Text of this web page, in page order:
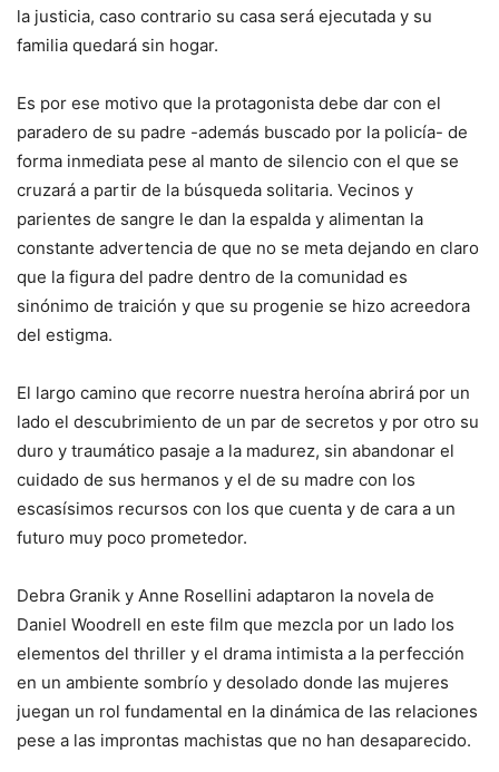
la justicia, caso contrario su casa será ejecutada y su
familia quedará sin hogar.
Es por ese motivo que la protagonista debe dar con el
paradero de su padre -además buscado por la policía- de
forma inmediata pese al manto de silencio con el que se
cruzará a partir de la búsqueda solitaria. Vecinos y
parientes de sangre le dan la espalda y alimentan la
constante advertencia de que no se meta dejando en claro
que la figura del padre dentro de la comunidad es
sinónimo de traición y que su progenie se hizo acreedora
del estigma.
El largo camino que recorre nuestra heroína abrirá por un
lado el descubrimiento de un par de secretos y por otro su
duro y traumático pasaje a la madurez, sin abandonar el
cuidado de sus hermanos y el de su madre con los
escasísimos recursos con los que cuenta y de cara a un
futuro muy poco prometedor.
Debra Granik y Anne Rosellini adaptaron la novela de
Daniel Woodrell en este film que mezcla por un lado los
elementos del thriller y el drama intimista a la perfección
en un ambiente sombrío y desolado donde las mujeres
juegan un rol fundamental en la dinámica de las relaciones
pese a las improntas machistas que no han desaparecido.